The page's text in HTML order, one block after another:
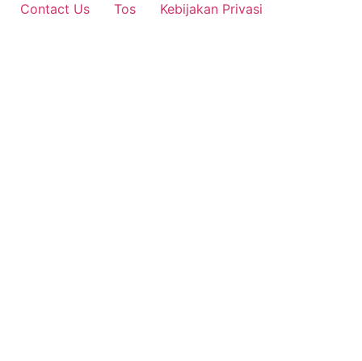
Contact Us Tos Kebijakan Privasi